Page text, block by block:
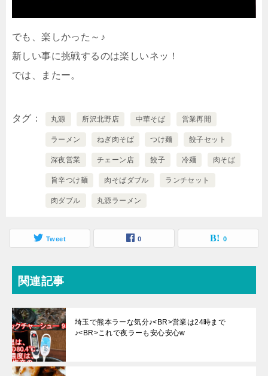
でも、楽しかった～♪
新しい事に挑戦するのは楽しいネッ！
では、またー。
タグ 丸源 所沢北野店 中華そば 営業再開
ラーメン ねぎ肉そば つけ麺 餃子セット
深夜営業 チェーン店 餃子 冷麺 肉そば
旨辛つけ麺 肉そばダブル ランチセット
肉ダブル 丸源ラーメン
Tweet 0 0
関連記事
埼玉で熊本ラーな気分♪<BR>営業は24時まで
♪<BR>これで夜ラーも安心安心w